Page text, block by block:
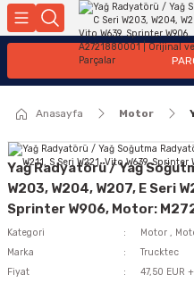
Geri Dön
Parçaları
Geri Dön
Geri Dön
Geri Dön
Geri Dön
Geri Dön
Kollar
Geri Dön
Sistemleri
Geri Dön
Ön Arka
Geri Dön
Anasayfa Motor
Yağ Radyatörü / Yağ
W203, W204, W207, E Seri
Sprinter W906, Motor:
Kategori Motor ,
Marka
Trucktec
Fiyat
47,50 EUR